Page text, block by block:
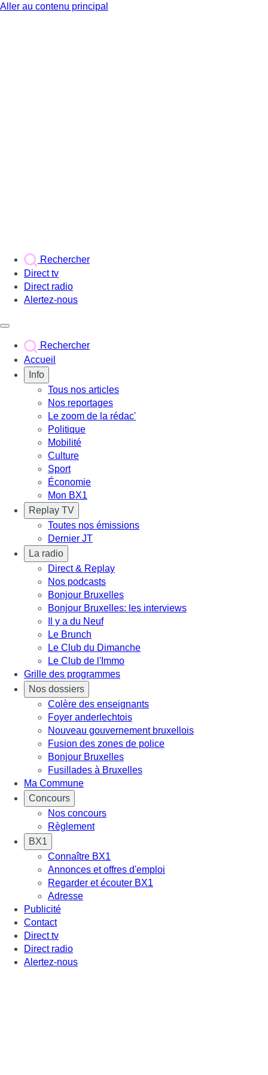
Aller au contenu principal
Rechercher
Direct tv
Direct radio
Alertez-nous
Rechercher
Accueil
Info
Tous nos articles
Nos reportages
Le zoom de la rédac'
Politique
Mobilité
Culture
Sport
Économie
Mon BX1
Replay TV
Toutes nos émissions
Dernier JT
La radio
Direct & Replay
Nos podcasts
Bonjour Bruxelles
Bonjour Bruxelles: les interviews
Il y a du Neuf
Le Brunch
Le Club du Dimanche
Le Club de l'Immo
Grille des programmes
Nos dossiers
Colère des enseignants
Foyer anderlechtois
Nouveau gouvernement bruxellois
Fusion des zones de police
Bonjour Bruxelles
Fusillades à Bruxelles
Ma Commune
Concours
Nos concours
Règlement
BX1
Connaître BX1
Annonces et offres d'emploi
Regarder et écouter BX1
Adresse
Publicité
Contact
Direct tv
Direct radio
Alertez-nous